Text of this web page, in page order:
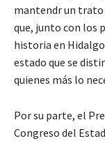
mantendr un trato
que, junto con los
historia en
estado que se
quienes más lo
Por su parte, el
Congreso del